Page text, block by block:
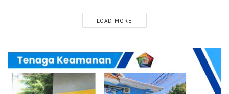
LOAD MORE